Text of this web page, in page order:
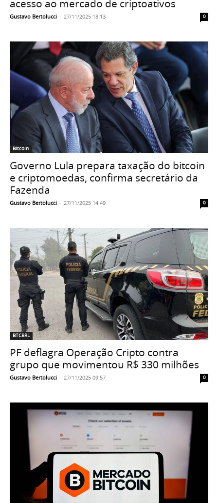
acesso ao mercado de criptoativos
Gustavo Bertolucci - 27/11/2025 18:13 0
Bitcoin
Governo Lula prepara taxação do bitcoin
e criptomoedas, confirma secretário da
Fazenda
Gustavo Bertolucci - 27/11/2025 14:49 0
BTCBRL
PF deflagra Operação Cripto contra
grupo que movimentou R$ 330 milhões
Gustavo Bertolucci - 27/11/2025 09:57 0